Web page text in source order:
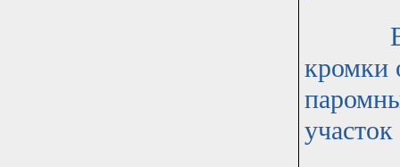
кромки
участок